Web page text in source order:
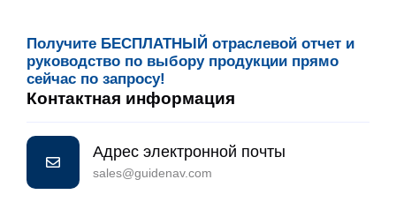
Получите БЕСПЛАТНЫЙ отраслевой отчет и
руководство по выбору продукции прямо
сейчас по запросу!
Контактная информация
Адрес электронной почты
sales@guidenav.com